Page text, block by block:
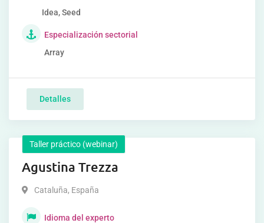
Idea, Seed
Especialización sectorial
Array
Detalles
Taller práctico (webinar)
Agustina Trezza
Cataluña, España
Idioma del experto